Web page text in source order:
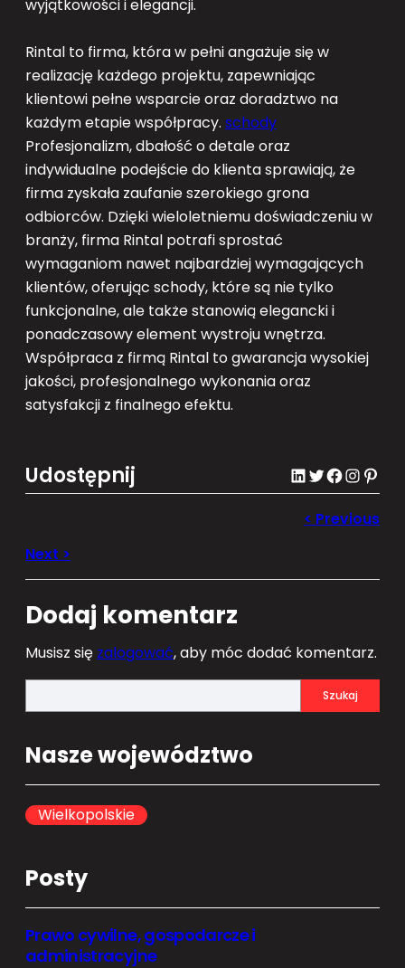
wyjątkowości i elegancji.
Rintal to firma, która w pełni angażuje się w
realizację każdego projektu, zapewniając
klientowi pełne wsparcie oraz doradztwo na
każdym etapie współpracy. schody
Profesjonalizm, dbałość o detale oraz
indywidualne podejście do klienta sprawiają, że
firma zyskała zaufanie szerokiego grona
odbiorców. Dzięki wieloletniemu doświadczeniu w
branży, firma Rintal potrafi sprostać
wymaganiom nawet najbardziej wymagających
klientów, oferując schody, które są nie tylko
funkcjonalne, ale także stanowią elegancki i
ponadczasowy element wystroju wnętrza.
Współpraca z firmą Rintal to gwarancja wysokiej
jakości, profesjonalnego wykonania oraz
satysfakcji z finalnego efektu.
Udostępnij LinkedIn Twitter Facebook Instagram Pinterest
Dodaj komentarz
Musisz się zalogować, aby móc dodać komentarz.
e
r
c
h
Szukaj
Nasze województwo
Wielkopolskie
Posty
Prawo cywilne, gospodarcze i
administracyjne